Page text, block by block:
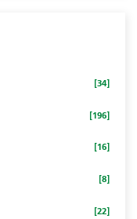
[34]
[196]
[16]
[8]
[22]